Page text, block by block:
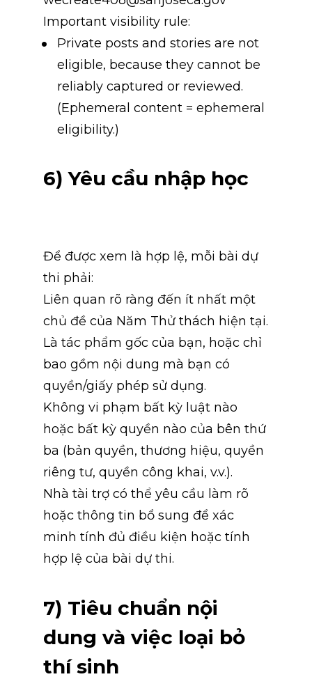
Important visibility rule:
Private posts and stories are not
eligible, because they cannot be
reliably captured or reviewed.
(Ephemeral content = ephemeral
eligibility.)
6) Yêu cầu nhập học
Để được xem là hợp lệ, mỗi bài dự
thi phải:
Liên quan rõ ràng đến ít nhất một
chủ đề của Năm Thử thách hiện tại.
Là tác phẩm gốc của bạn, hoặc chỉ
bao gồm nội dung mà bạn có
quyền/giấy phép sử dụng.
Không vi phạm bất kỳ luật nào
hoặc bất kỳ quyền nào của bên thứ
ba (bản quyền, thương hiệu, quyền
riêng tư, quyền công khai, v.v.).
Nhà tài trợ có thể yêu cầu làm rõ
hoặc thông tin bổ sung để xác
minh tính đủ điều kiện hoặc tính
hợp lệ của bài dự thi.
7) Tiêu chuẩn nội
dung và việc loại bỏ
thí sinh